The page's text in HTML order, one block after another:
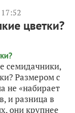
цветки?
семидачники,
Размером с
не «набирает
и разница в
они крупнее